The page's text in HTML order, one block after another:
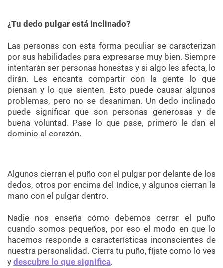
¿Tu dedo pulgar está inclinado?
Las personas con esta forma peculiar se caracterizan
por sus habilidades para expresarse muy bien. Siempre
intentarán ser personas honestas y si algo les afecta, lo
dirán. Les encanta compartir con la gente lo que
piensan y lo que sienten. Esto puede causar algunos
problemas, pero no se desaniman. Un dedo inclinado
puede significar que son personas generosas y de
buena voluntad. Pase lo que pase, primero le dan el
dominio al corazón.
Algunos cierran el puño con el pulgar por delante de los
dedos, otros por encima del índice, y algunos cierran la
mano con el pulgar dentro.
Nadie nos enseña cómo debemos cerrar el puño
cuando somos pequeños, por eso el modo en que lo
hacemos responde a características inconscientes de
nuestra personalidad. Cierra tu puño, fíjate como lo ves
y descubre lo que significa.